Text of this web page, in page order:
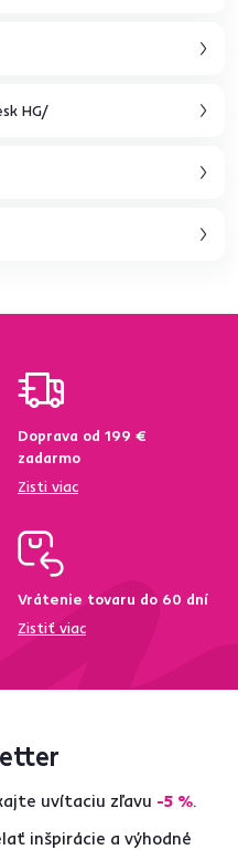
HG/
Doprava od 199 €
zadarmo
Zisti viac
Vrátenie tovaru do 60 dní
Zistiť viac
uvítaciu zľavu -5 %.
inšpirácie a výhodné